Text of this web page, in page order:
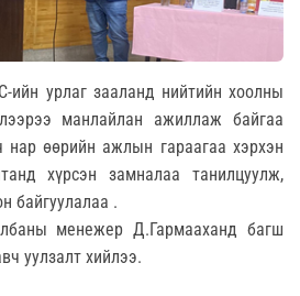
ийн урлаг зааланд нийтийн хоолны
манлайлан ажиллаж байгаа
нар өөрийн ажлын гараагаа хэрхэн
хүрсэн замналаа танилцуулж,
байгуулалаа .
менежер Д.Гармааханд багш
уулзалт хийлээ.